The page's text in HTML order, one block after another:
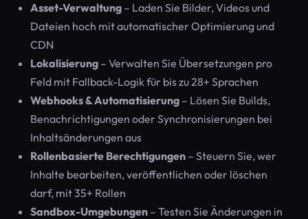
Asset-Verwaltung – Laden Sie Bilder, Videos und
Dateien hoch mit automatischer Optimierung und
CDN
Lokalisierung – Verwalten Sie Übersetzungen pro
Feld mit Fallback-Logik für bis zu 28+ Sprachen
Webhooks & Automatisierung – Lösen Sie Builds,
Benachrichtigungen oder Synchronisierungen bei
Inhaltsänderungen aus
Rollenbasierte Berechtigungen – Steuern Sie, wer
Inhalte bearbeiten, veröffentlichen oder löschen
darf, mit 35+ Rollen
Sandbox-Umgebungen – Testen Sie Änderungen in